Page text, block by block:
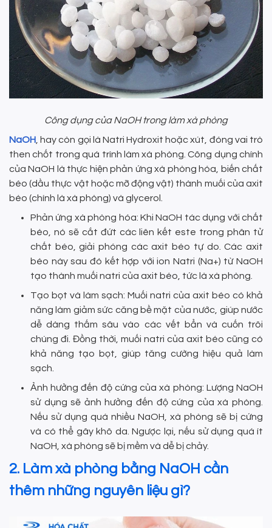
Công dụng của NaOH trong làm xà phòng
NaOH , hay còn gọi là Natri Hydroxit hoặc xút, đóng vai trò
then chốt trong quá trình làm xà phòng. Công dụng chính
của NaOH là thực hiện phản ứng xà phòng hóa, biến chất
béo (dầu thực vật hoặc mỡ động vật) thành muối của axit
béo (chính là xà phòng) và glycerol.
Phản ứng xà phòng hóa: Khi NaOH tác dụng với chất
béo, nó sẽ cắt đứt các liên kết este trong phân tử
chất béo, giải phóng các axit béo tự do. Các axit
béo này sau đó kết hợp với ion Natri (Na+) từ NaOH
tạo thành muối natri của axit béo, tức là xà phòng.
Tạo bọt và làm sạch: Muối natri của axit béo có khả
năng làm giảm sức căng bề mặt của nước, giúp nước
dễ dàng thấm sâu vào các vết bẩn và cuốn trôi
chúng đi. Đồng thời, muối natri của axit béo cũng có
khả năng tạo bọt, giúp tăng cường hiệu quả làm
sạch.
Ảnh hưởng đến độ cứng của xà phòng: Lượng NaOH
sử dụng sẽ ảnh hưởng đến độ cứng của xà phòng.
Nếu sử dụng quá nhiều NaOH, xà phòng sẽ bị cứng
và có thể gây khô da. Ngược lại, nếu sử dụng quá ít
NaOH, xà phòng sẽ bị mềm và dễ bị chảy.
2. Làm xà phòng bằng NaOH cần
thêm những nguyên liệu gì?